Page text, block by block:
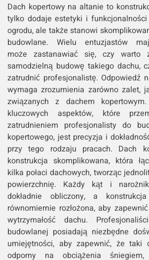
Dach kopertowy na altanie to
tylko dodaje estetyki i
ogrodu, ale także stanowi
budowlane. Wielu entuzjastów
może zastanawiać się, czy warto
samodzielną budowę takiego dachu,
zatrudnić profesjonalistę. Odpowiedź
wymaga zrozumienia zarówno zalet,
związanych z dachem
kluczowych aspektów, które
zatrudnieniem profesjonalisty do
kopertowego, jest precyzja i
przy tego rodzaju pracach. Dach
konstrukcja skomplikowana, która
kilka połaci dachowych, tworząc
powierzchnię. Każdy kąt i
dokładnie obliczony, a
równomiernie rozłożona, aby
wytrzymałość dachu.
budowlanej posiadają niezbędne
umiejętności, aby zapewnić, że taki
odporny na obciążenia